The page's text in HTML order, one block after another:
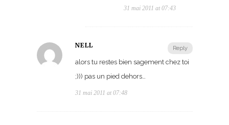
31 mai 2011 at 07:43
Reply
NELL
alors tu restes bien sagement chez toi
;))) pas un pied dehors…
31 mai 2011 at 07:48